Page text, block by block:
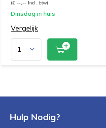
(€ --,-- Incl. btw)
Dinsdag in huis
Vergelijk
Hulp Nodig?